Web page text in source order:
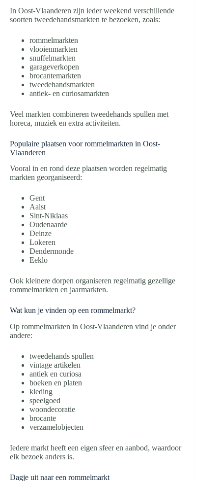
In Oost-Vlaanderen zijn ieder weekend verschillende
soorten tweedehandsmarkten te bezoeken, zoals:
rommelmarkten
vlooienmarkten
snuffelmarkten
garageverkopen
brocantemarkten
tweedehandsmarkten
antiek- en curiosamarkten
Veel markten combineren tweedehands spullen met
horeca, muziek en extra activiteiten.
Populaire plaatsen voor rommelmarkten in Oost-
Vlaanderen
Vooral in en rond deze plaatsen worden regelmatig
markten georganiseerd:
Gent
Aalst
Sint-Niklaas
Oudenaarde
Deinze
Lokeren
Dendermonde
Eeklo
Ook kleinere dorpen organiseren regelmatig gezellige
rommelmarkten en jaarmarkten.
Wat kun je vinden op een rommelmarkt?
Op rommelmarkten in Oost-Vlaanderen vind je onder
andere:
tweedehands spullen
vintage artikelen
antiek en curiosa
boeken en platen
kleding
speelgoed
woondecoratie
brocante
verzamelobjecten
Iedere markt heeft een eigen sfeer en aanbod, waardoor
elk bezoek anders is.
Dagje uit naar een rommelmarkt